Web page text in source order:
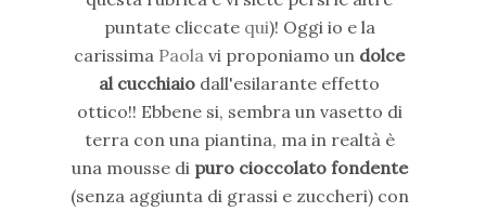
puntate cliccate qui)! Oggi io e la
carissima Paola vi proponiamo un dolce
al cucchiaio dall'esilarante effetto
ottico!! Ebbene si, sembra un vasetto di
terra con una piantina, ma in realtà è
una mousse di puro cioccolato fondente
(senza aggiunta di grassi e zuccheri) con